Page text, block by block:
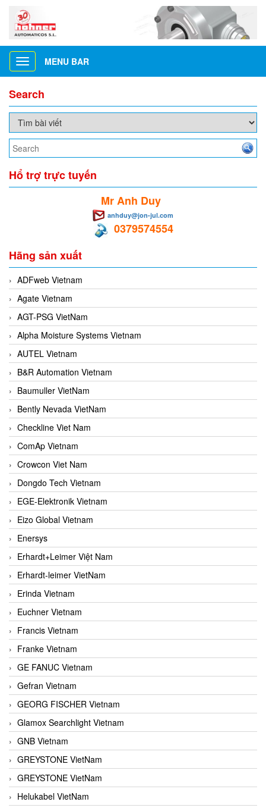
Toggle
navigation
MENU BAR
Search
Hổ trợ trực tuyến
Mr Anh Duy
anhduy@jon-jul.com
0379574554
Hãng sản xuất
ADFweb Vietnam
Agate Vietnam
AGT-PSG VietNam
Alpha Moisture Systems Vietnam
AUTEL Vietnam
B&R Automation Vietnam
Baumuller VietNam
Bently Nevada VietNam
Checkline Viet Nam
ComAp Vietnam
Crowcon Viet Nam
Dongdo Tech Vietnam
EGE-Elektronik Vietnam
Eizo Global Vietnam
Enersys
Erhardt+Leimer Việt Nam
Erhardt-leimer VietNam
Erinda Vietnam
Euchner Vietnam
Francis Vietnam
Franke Vietnam
GE FANUC Vietnam
Gefran Vietnam
GEORG FISCHER Vietnam
Glamox Searchlight Vietnam
GNB Vietnam
GREYSTONE VietNam
GREYSTONE VietNam
Helukabel VietNam